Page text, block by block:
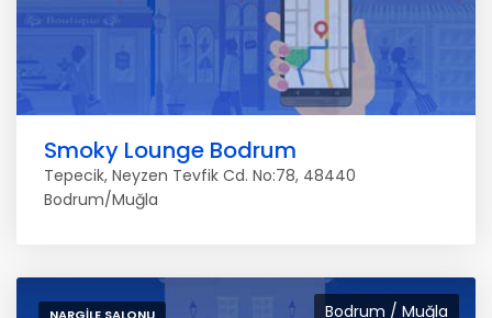
Smoky Lounge Bodrum
Tepecik, Neyzen Tevfik Cd. No:78, 48440
Bodrum/Muğla
Bodrum / Muğla